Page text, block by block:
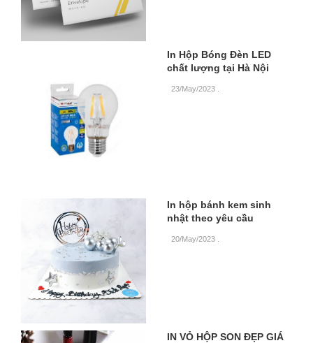
In Hộp Bóng Đèn LED
chất lượng tại Hà Nội
23/May/2023
In hộp bánh kem sinh
nhật theo yêu cầu
20/May/2023
IN VỎ HỘP SON ĐẸP GIÁ